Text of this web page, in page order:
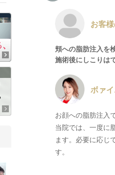
お客
頬への脂肪注入を
施術後にしこりは
ボァ
お顔への脂肪注入
当院では、一度に
ます。必要に応じ
す。